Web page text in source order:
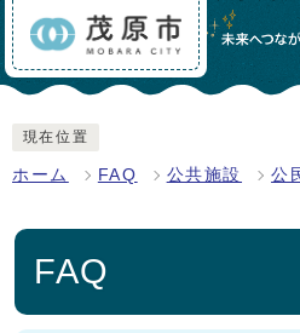
現在位置
ホーム FAQ 公共施設 公
FAQ